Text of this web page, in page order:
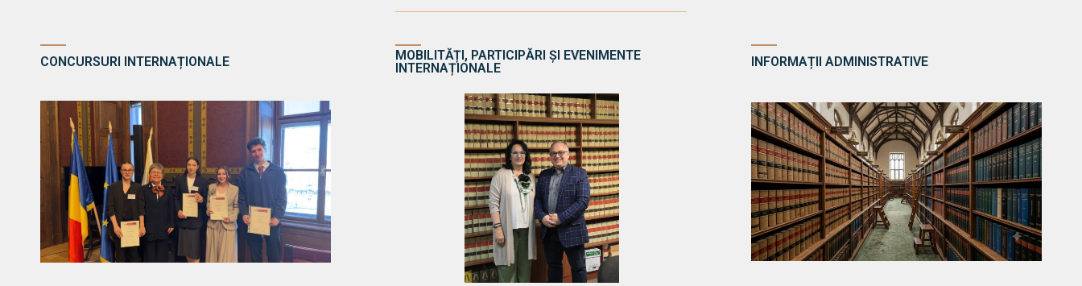
CONCURSURI INTERNAȚIONALE
MOBILITĂȚI, PARTICIPĂRI ȘI EVENIMENTE
INTERNAȚIONALE
INFORMAȚII ADMINISTRATIVE